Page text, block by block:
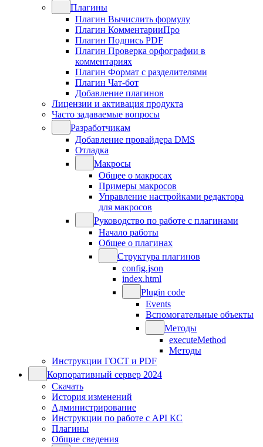
Плагины
Плагин Вычислить формулу
Плагин КомментарииПро
Плагин Подпись PDF
Плагин Проверка орфографии в
комментариях
Плагин Формат с разделителями
Плагин Чат-бот
Добавление плагинов
Лицензии и активация продукта
Часто задаваемые вопросы
Разработчикам
Добавление провайдера DMS
Отладка
Макросы
Общее о макросах
Примеры макросов
Управление настройками редактора
для макросов
Руководство по работе с плагинами
Начало работы
Общее о плагинах
Структура плагинов
config.json
index.html
Plugin code
Events
Вспомогательные объекты
Методы
executeMethod
Методы
Инструкции ГОСТ и PDF
Корпоративный сервер 2024
Скачать
История изменений
Администрирование
Инструкции по работе с API КС
Плагины
Общие сведения